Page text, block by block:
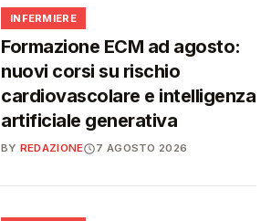
INFERMIERE
Formazione ECM ad agosto:
nuovi corsi su rischio
cardiovascolare e intelligenza
artificiale generativa
BY REDAZIONE 7 AGOSTO 2026